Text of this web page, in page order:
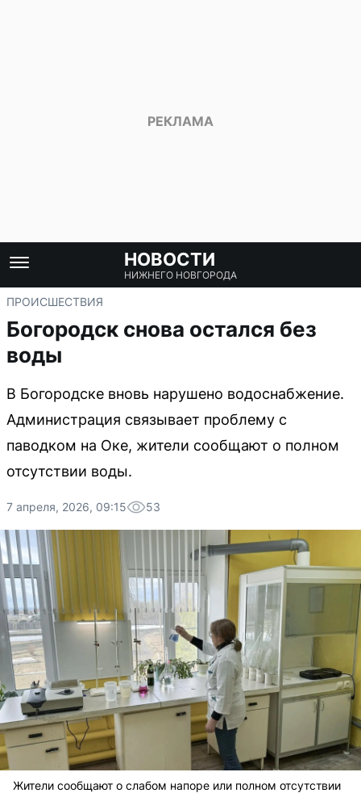
НОВОСТИ
НИЖНЕГО НОВГОРОДА
ПРОИСШЕСТВИЯ
Богородск снова остался без
воды
В Богородске вновь нарушено водоснабжение.
Администрация связывает проблему с
паводком на Оке, жители сообщают о полном
отсутствии воды.
7 апреля, 2026, 09:15 53
Жители сообщают о слабом напоре или полном отсутствии